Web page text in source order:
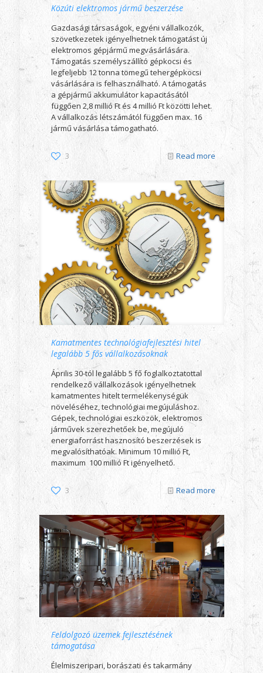
Közúti elektromos jármű beszerzése
Gazdasági társaságok, egyéni vállalkozók,
szövetkezetek igényelhetnek támogatást új
elektromos gépjármű megvásárlására.
Támogatás személyszállító gépkocsi és
legfeljebb 12 tonna tömegű tehergépkocsi
vásárlására is felhasználható. A támogatás
a gépjármű akkumulátor kapacitásától
függően 2,8 millió Ft és 4 millió Ft közötti lehet.
A vállalkozás létszámától függően max. 16
jármű vásárlása támogatható.
3 Read more
Kamatmentes technológiafejlesztési hitel
legalább 5 fős vállalkozásoknak
Április 30-tól legalább 5 fő foglalkoztatottal
rendelkező vállalkozások igényelhetnek
kamatmentes hitelt termelékenységük
növeléséhez, technológiai megújuláshoz.
Gépek, technológiai eszközök, elektromos
járművek szerezhetőek be, megújuló
energiaforrást hasznosító beszerzések is
megvalósíthatóak. Minimum 10 millió Ft,
maximum 100 millió Ft igényelhető.
3 Read more
Feldolgozó üzemek fejlesztésének
támogatása
Élelmiszeripari, borászati és takarmány